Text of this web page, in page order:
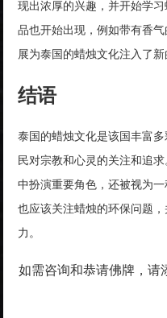
现出浓厚的兴趣，并开始学
品也开始出现，例如带有香
展为泰国的蜡烛文化注入了
结语
泰国的蜡烛文化是该国丰富
民对宗教和心灵的关注和追
中扮演重要角色，还被视为
也应该关注蜡烛的环保问题
力。
如需咨询和恭请佛牌，请